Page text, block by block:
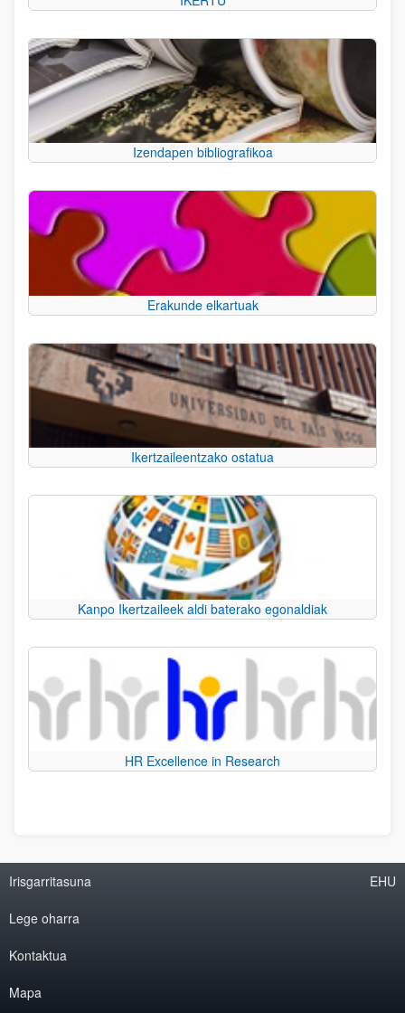
Izendapen bibliografikoa
Erakunde elkartuak
Ikertzaileentzako ostatua
Kanpo Ikertzaileek aldi baterako egonaldiak
HR Excellence in Research
Irisgarritasuna
Lege oharra
Kontaktua
Mapa
EHU